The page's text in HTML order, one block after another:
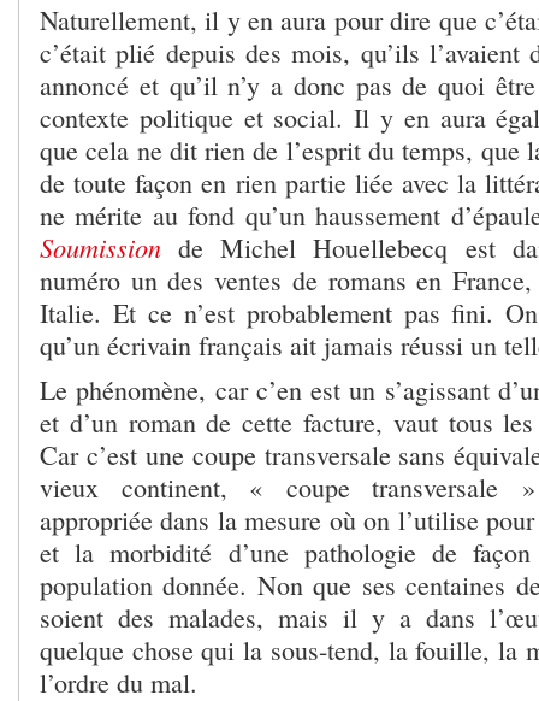
Naturellement, il y en aura pour dire que
c’était plié depuis des mois, qu’ils l’avaient
annoncé et qu’il n’y a donc pas de quoi
contexte politique et social. Il y en aura
que cela ne dit rien de l’esprit du temps, que
de toute façon en rien partie liée avec la
ne mérite au fond qu’un haussement
Soumission de Michel Houellebecq est
numéro un des ventes de romans en
Italie. Et ce n’est probablement pas fini.
qu’un écrivain français ait jamais réussi un
Le phénomène, car c’en est un s’agissant
et d’un roman de cette facture, vaut tous les
Car c’est une coupe transversale sans
vieux continent, « coupe transversale »
appropriée dans la mesure où on l’utilise
et la morbidité d’une pathologie de
population donnée. Non que ses centaines
soient des malades, mais il y a dans
quelque chose qui la sous-tend, la fouille, la
l’ordre du mal.